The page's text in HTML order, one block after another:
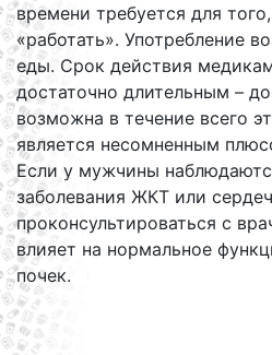
времени требуется для
«работать». Употребление
еды. Срок действия
достаточно длительным –
возможна в течение всего
является несомненным
Если у мужчины
заболевания ЖКТ или
проконсультироваться с
влияет на нормальное
почек.